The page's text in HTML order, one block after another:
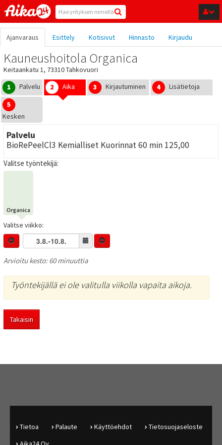
Hyppää pääsisältöön
Ajanvaraus Esittely Kotisivut Hinnasto Kirjaudu
Kauneushoitola Organica
Keitaankatu 1, 73310 Tahkovuori
1
Palvelu 2 Aika 3 Kirjautuminen 4
Lisätietoja
5
Kesken
Palvelu
BioRePeelCl3 Kemialliset Kuorinnat 60 min 125,00
Valitse työntekijä:
Organica
Valitse viikko:
Arvioitu kesto: 60 minuuttia
Työntekijällä ei ole valitulla viikolla vapaita aikoja.
Takaisin
Tietoa Palaute Käyttöehdot
Tietosuojaseloste